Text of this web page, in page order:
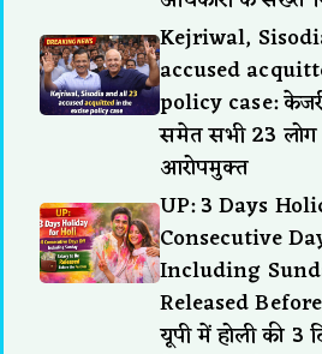
Kejriwal,
accused
policy case:
समेत सभी 23 लोग
आरोपमुक्त
UP: 3 Days
Consecutive
Including
Released
यूपी में होली की 3